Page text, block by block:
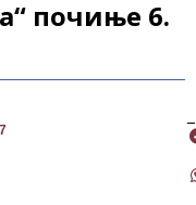
почиње 6.